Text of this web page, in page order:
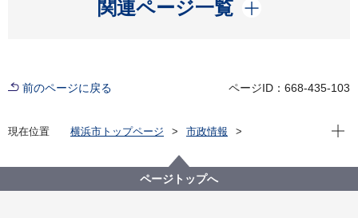
関連ページ一覧
前のページに戻る ページID：668-435-103
現在位置 横浜市トップページ
市政情報
台風第７号に伴う対応について（最終報）
現在
ページトップへ